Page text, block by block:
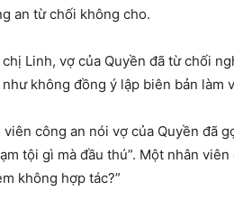
an từ chối không cho.
chị Linh, vợ của Quyền đã từ chối
không đồng ý lập biên bản làm
viên công an nói vợ của Quyền đã
tội gì mà đầu thú”. Một nhân
không hợp tác?”